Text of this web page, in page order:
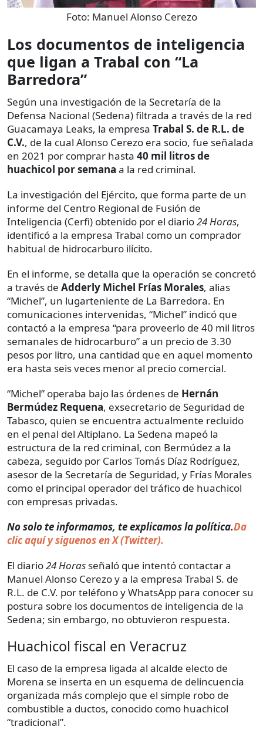
Foto: Manuel Alonso Cerezo
Los documentos de inteligencia
que ligan a Trabal con “La
Barredora”
Según una investigación de la Secretaría de la
Defensa Nacional (Sedena) filtrada a través de la red
Guacamaya Leaks, la empresa Trabal S. de R.L. de
C.V., de la cual Alonso Cerezo era socio, fue señalada
en 2021 por comprar hasta 40 mil litros de
huachicol por semana a la red criminal.
La investigación del Ejército, que forma parte de un
informe del Centro Regional de Fusión de
Inteligencia (Cerfi) obtenido por el diario24 Horas,
identificó a la empresa Trabal como un comprador
habitual de hidrocarburo ilícito.
En el informe, se detalla que la operación se concretó
a través de Adderly Michel Frías Morales, alias
“Michel”, un lugarteniente de La Barredora. En
comunicaciones intervenidas, “Michel” indicó que
contactó a la empresa “para proveerlo de 40 mil litros
semanales de hidrocarburo” a un precio de 3.30
pesos por litro, una cantidad que en aquel momento
era hasta seis veces menor al precio comercial.
“Michel” operaba bajo las órdenes de Hernán
Bermúdez Requena, exsecretario de Seguridad de
Tabasco, quien se encuentra actualmente recluido
en el penal del Altiplano. La Sedena mapeó la
estructura de la red criminal, con Bermúdez a la
cabeza, seguido por Carlos Tomás Díaz Rodríguez,
asesor de la Secretaría de Seguridad, y Frías Morales
como el principal operador del tráfico de huachicol
con empresas privadas.
No solo te informamos, te explicamos la política.Da
clic aquí y siguenos en X (Twitter).
El diario24 Horas señaló que intentó contactar a
Manuel Alonso Cerezo y a la empresa Trabal S. de
R.L. de C.V. por teléfono y WhatsApp para conocer su
postura sobre los documentos de inteligencia de la
Sedena; sin embargo, no obtuvieron respuesta.
Huachicol fiscal en Veracruz
El caso de la empresa ligada al alcalde electo de
Morena se inserta en un esquema de delincuencia
organizada más complejo que el simple robo de
combustible a ductos, conocido como huachicol
“tradicional”.